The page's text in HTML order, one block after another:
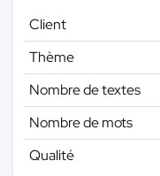
Client
Thème
Nombre de textes
Nombre de mots
Qualité